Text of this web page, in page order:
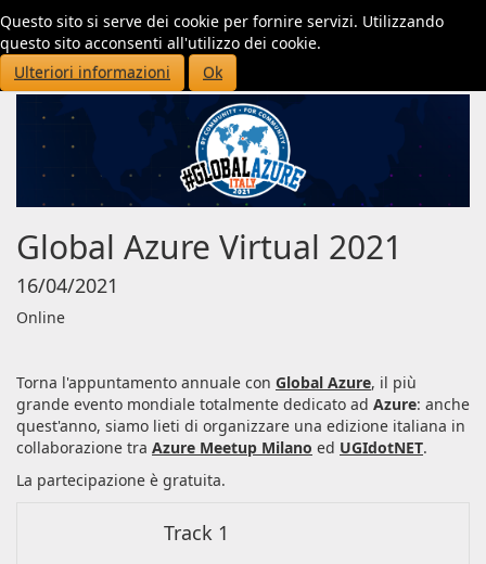
Questo sito si serve dei cookie per fornire servizi. Utilizzando
questo sito acconsenti all'utilizzo dei cookie.
Ulteriori informazioni
Ok
Global Azure Virtual 2021
16/04/2021
Online
Torna l'appuntamento annuale con Global Azure, il più
grande evento mondiale totalmente dedicato ad Azure: anche
quest'anno, siamo lieti di organizzare una edizione italiana in
collaborazione tra Azure Meetup Milano ed UGIdotNET.
La partecipazione è gratuita.
Track 1